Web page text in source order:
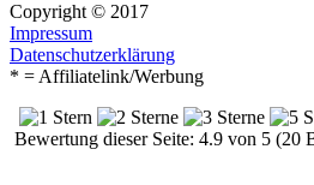
Copyright © 2017
Impressum
Datenschutzerklärung
* = Affiliatelink/Werbung
Bewertung dieser Seite: 4.9 von 5 (20